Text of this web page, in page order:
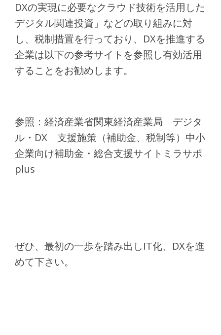
DXの実現に必要なクラウド技術を活用した
デジタル関連投資」などの取り組みに対
し、税制措置を行っており、DXを推進する
企業は以下の参考サイトを参照し有効活用
することをお勧めします。
参照：経済産業省関東経済産業局 デジタ
ル・DX 支援施策（補助金、税制等）中小
企業向け補助金・総合支援サイトミラサポ
plus
ぜひ、最初の一歩を踏み出しIT化、DXを進
めて下さい。